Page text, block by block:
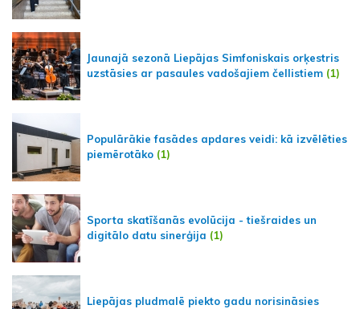
Jaunajā sezonā Liepājas Simfoniskais orķestris
uzstāsies ar pasaules vadošajiem čellistiem (1)
Populārākie fasādes apdares veidi: kā izvēlēties
piemērotāko (1)
Sporta skatīšanās evolūcija - tiešraides un
digitālo datu sinerģija (1)
Liepājas pludmalē piekto gadu norisināsies